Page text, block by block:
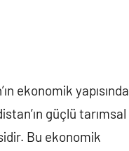
ekonomik yapısında
güçlü tarımsal
Bu ekonomik